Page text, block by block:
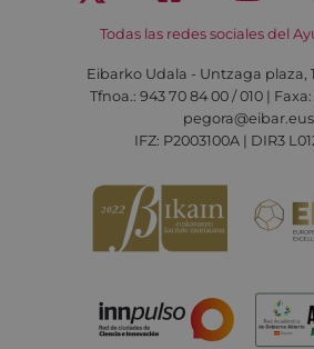
Todas las redes sociales del
Eibarko Udala - Untzaga plaza,
Tfnoa.: 943 70 84 00 / 010 | Faxa:
pegora@eibar.eus
IFZ: P2003100A | DIR3